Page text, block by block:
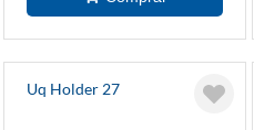
Uq Holder 27